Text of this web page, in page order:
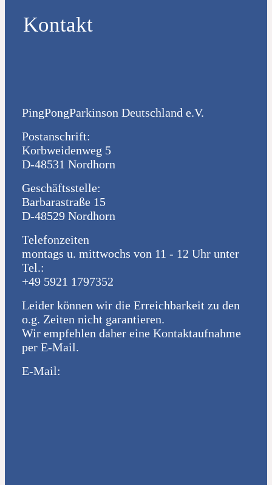
Kontakt
PingPongParkinson Deutschland e.V.
Postanschrift:
Korbweidenweg 5
D-48531 Nordhorn
Geschäftsstelle:
Barbarastraße 15
D-48529 Nordhorn
Telefonzeiten
montags u. mittwochs von 11 - 12 Uhr unter
Tel.:
+49 5921 1797352
Leider können wir die Erreichbarkeit zu den
o.g. Zeiten nicht garantieren.
Wir empfehlen daher eine Kontaktaufnahme
per E-Mail.
E-Mail: